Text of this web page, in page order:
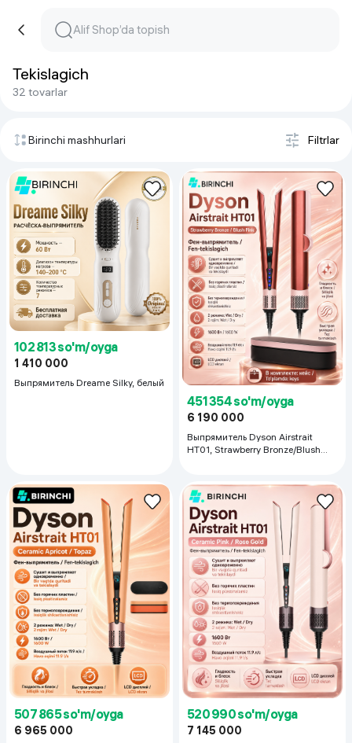
Tekislagich
32 tovarlar
Birinchi mashhurlari Filtrlar
102 813 so'm/oyga
1 410 000
Выпрямитель Dreame Silky, белый
451 354 so'm/oyga
6 190 000
Выпрямитель Dyson Airstrait
HT01, Strawberry Bronze/Blush
507 865 so'm/oyga
6 965 000
520 990 so'm/oyga
7 145 000